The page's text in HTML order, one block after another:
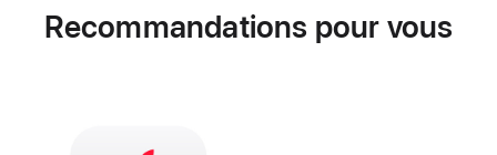
Recommandations pour vous